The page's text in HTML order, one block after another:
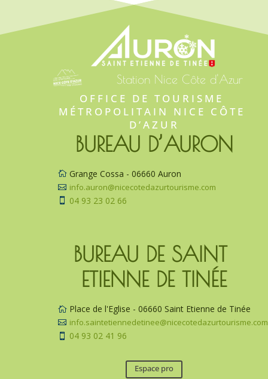
Station Nice Côte d'Azur
OFFICE DE TOURISME
MÉTROPOLITAIN NICE CÔTE
D’AZUR
BUREAU D’AURON
 Grange Cossa - 06660 Auron
 info.auron@nicecotedazurtourisme.com
 04 93 23 02 66
BUREAU DE SAINT
ETIENNE DE TINÉE
 Place de l'Eglise - 06660 Saint Etienne de Tinée
 info.saintetiennedetinee@nicecotedazurtourisme.com
 04 93 02 41 96
Espace pro